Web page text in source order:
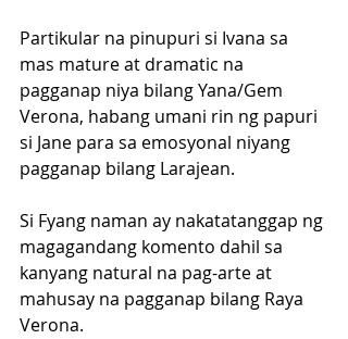
Partikular na pinupuri si Ivana sa
mas mature at dramatic na
pagganap niya bilang Yana/Gem
Verona, habang umani rin ng papuri
si Jane para sa emosyonal niyang
pagganap bilang Larajean.
Si Fyang naman ay nakatatanggap ng
magagandang komento dahil sa
kanyang natural na pag-arte at
mahusay na pagganap bilang Raya
Verona.